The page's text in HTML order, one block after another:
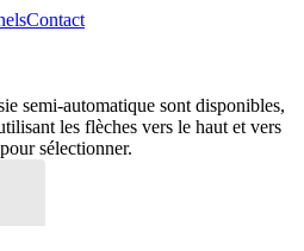
Contact
semi-automatique sont disponibles,
les flèches vers le haut et vers
sélectionner.